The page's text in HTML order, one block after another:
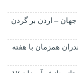
– اردن بر گردن
۱۰۰۰ طرح در مازندران همزمان با هفته